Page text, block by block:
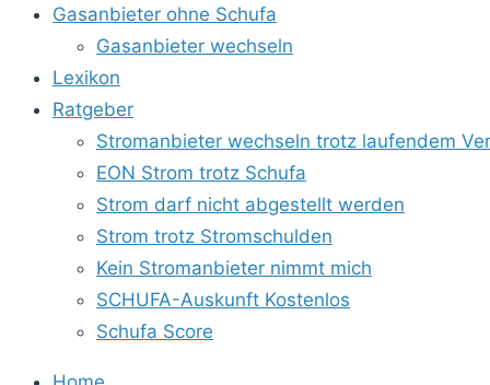
Gasanbieter ohne Schufa
Gasanbieter wechseln
Lexikon
Ratgeber
Stromanbieter wechseln trotz laufendem
EON Strom trotz Schufa
Strom darf nicht abgestellt werden
Strom trotz Stromschulden
Kein Stromanbieter nimmt mich
SCHUFA-Auskunft Kostenlos
Schufa Score